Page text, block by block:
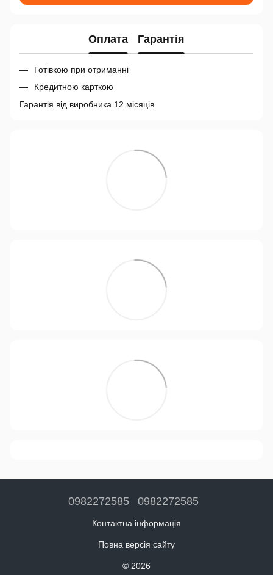
Оплата Гарантія
Готівкою при отриманні
Кредитною карткою
Гарантія від виробника 12 місяців.
0982272585 0982272585
Контактна інформація
Повна версія сайту
© 2026